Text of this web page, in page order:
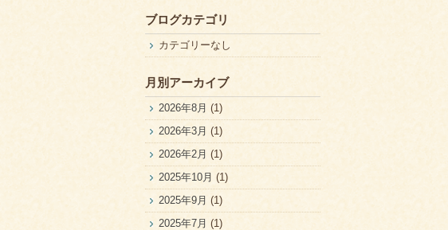
ブログカテゴリ
カテゴリーなし
月別アーカイブ
2026年8月 (1)
2026年3月 (1)
2026年2月 (1)
2025年10月 (1)
2025年9月 (1)
2025年7月 (1)